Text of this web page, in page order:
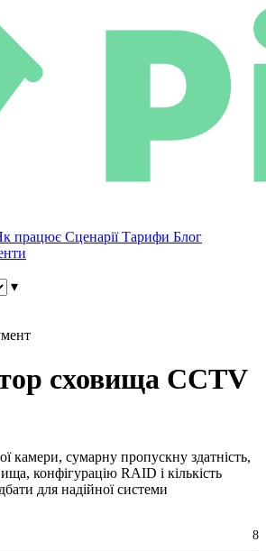
працює СценаріїТарифи Блог
▾
сховища CCTV
камери, сумарну пропускну здатність,
конфігурацію RAID і кількість
для надійної системи
8